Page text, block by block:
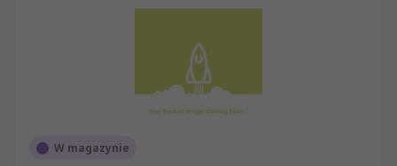
W magazynie